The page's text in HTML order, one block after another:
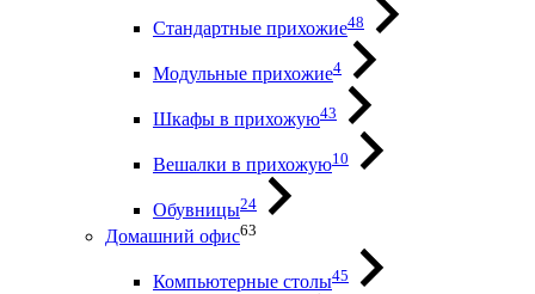
Стандартные прихожие48
Модульные прихожие4
Шкафы в прихожую43
Вешалки в прихожую10
Обувницы24
Домашний офис63
Компьютерные столы45